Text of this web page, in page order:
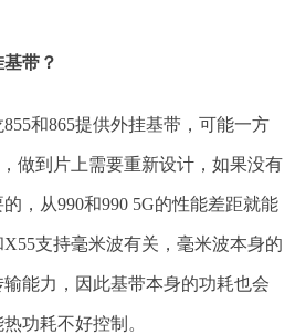
带？
和865提供外挂基带，可能一方
做到片上需要重新设计，如果没有
，从990和990 5G的性能差距就能
支持毫米波有关，毫米波本身的
能力，因此基带本身的功耗也会
功耗不好控制。